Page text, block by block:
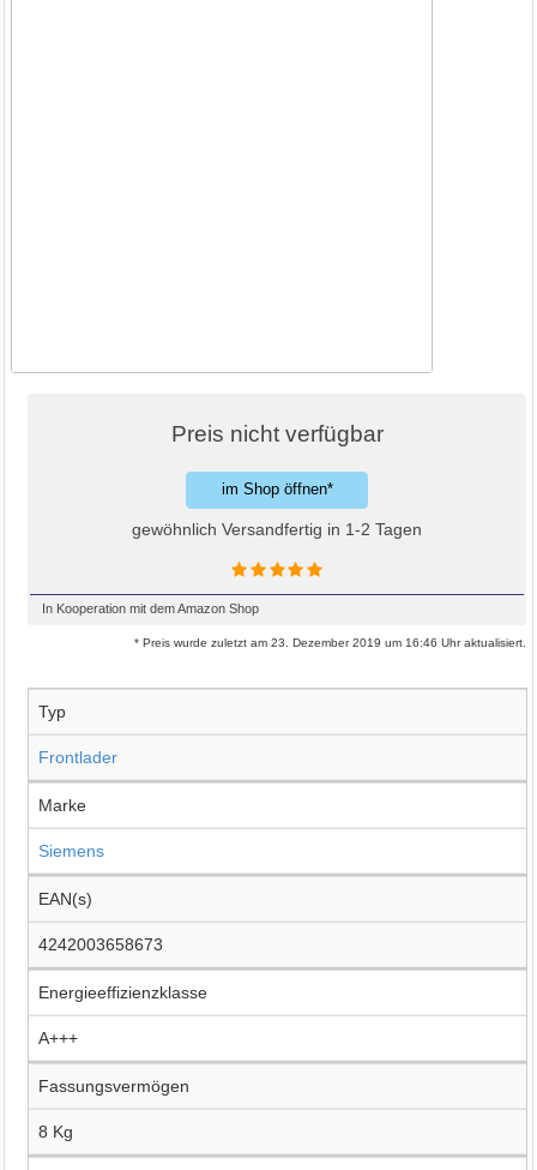
Preis nicht verfügbar
im Shop öffnen*
gewöhnlich Versandfertig in 1-2 Tagen
In Kooperation mit dem Amazon Shop
* Preis wurde zuletzt am 23. Dezember 2019 um 16:46 Uhr aktualisiert.
Typ
Frontlader
Marke
Siemens
EAN(s)
4242003658673
Energieeffizienzklasse
A+++
Fassungsvermögen
8 Kg